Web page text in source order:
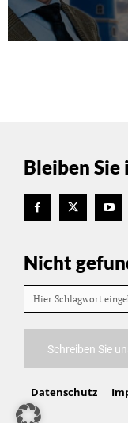
Bleiben
Nicht
Hier Schlagwort
Schreiben Sie
Datenschutz